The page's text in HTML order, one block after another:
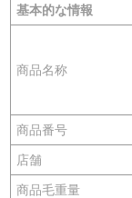
基本的な情報
商品名称
商品番号
店舗
商品毛重量